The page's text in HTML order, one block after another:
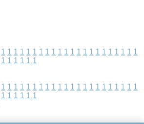
1 1 1 1 1 1 1 1 1 1 1 1 1 1 1 1 1 1 1 1 1 1
1 1 1 1 1 1
1 1 1 1 1 1 1 1 1 1 1 1 1 1 1 1 1 1 1 1 1 1
1 1 1 1 1 1